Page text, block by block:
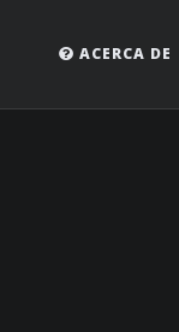
ACERCA DE